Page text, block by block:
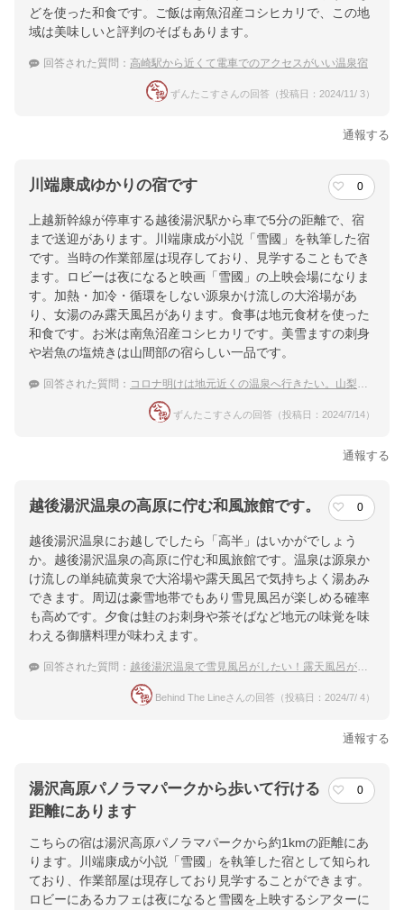
どを使った和食です。ご飯は南魚沼産コシヒカリで、この地
域は美味しいと評判のそばもあります。
回答された質問： 高崎駅から近くて電車でのアクセスがいい温泉宿
ずんたこすさんの回答（投稿日：2024/11/ 3）
通報する
川端康成ゆかりの宿です 0
上越新幹線が停車する越後湯沢駅から車で5分の距離で、宿
まで送迎があります。川端康成が小説「雪國」を執筆した宿
です。当時の作業部屋は現存しており、見学することもでき
ます。ロビーは夜になると映画「雪國」の上映会場になりま
す。加熱・加冷・循環をしない源泉かけ流しの大浴場があ
り、女湯のみ露天風呂があります。食事は地元食材を使った
和食です。お米は南魚沼産コシヒカリです。美雪ますの刺身
や岩魚の塩焼きは山間部の宿らしい一品です。
回答された質問： コロナ明けは地元近くの温泉へ行きたい。山梨・新潟・長野でおすすめの宿は？
ずんたこすさんの回答（投稿日：2024/7/14）
通報する
越後湯沢温泉の高原に佇む和風旅館です。 0
越後湯沢温泉にお越しでしたら「高半」はいかがでしょう
か。越後湯沢温泉の高原に佇む和風旅館です。温泉は源泉か
け流しの単純硫黄泉で大浴場や露天風呂で気持ちよく湯あみ
できます。周辺は豪雪地帯でもあり雪見風呂が楽しめる確率
も高めです。夕食は鮭のお刺身や茶そばなど地元の味覚を味
わえる御膳料理が味わえます。
回答された質問： 越後湯沢温泉で雪見風呂がしたい！露天風呂がある温泉宿のおすすめは？
Behind The Lineさんの回答（投稿日：2024/7/ 4）
通報する
湯沢高原パノラマパークから歩いて行ける
距離にあります
0
こちらの宿は湯沢高原パノラマパークから約1kmの距離にあ
ります。川端康成が小説「雪國」を執筆した宿として知られ
ており、作業部屋は現存しており見学することができます。
ロビーにあるカフェは夜になると雪國を上映するシアターに